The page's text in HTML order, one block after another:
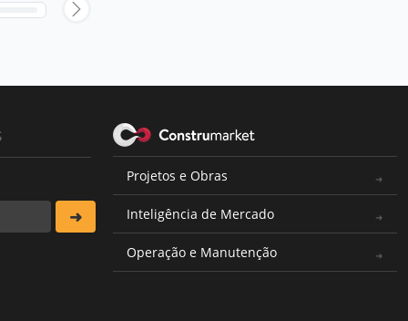
Projetos e Obras
Inteligência de Mercado
Operação e Manutenção